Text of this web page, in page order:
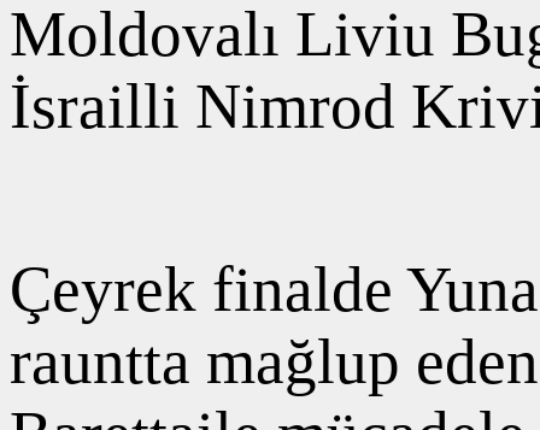
Moldovalı Liviu
İsrailli Nimrod
Çeyrek finalde
rauntta mağlup